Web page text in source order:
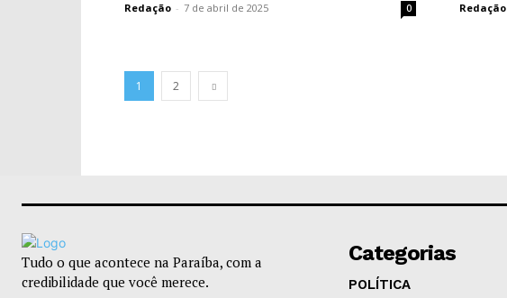
Redação - 7 de abril de 2025 0 Redação
1 2
Tudo o que acontece na Paraíba, com a
credibilidade que você merece.
Categorias
POLÍTICA